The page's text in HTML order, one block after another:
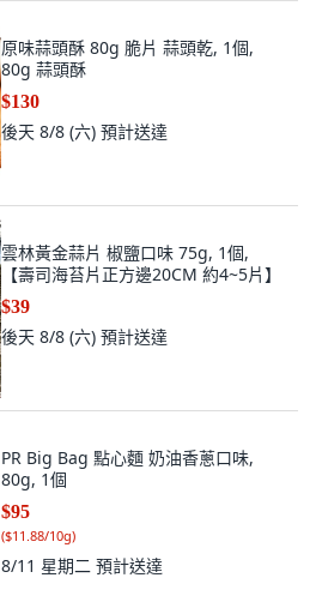
原味蒜頭酥 80g 脆片 蒜頭乾, 1個,
80g 蒜頭酥
$130
後天 8/8 (六) 預計送達
雲林黃金蒜片 椒鹽口味 75g, 1個,
【壽司海苔片正方邊20CM 約4~5片】
$39
後天 8/8 (六) 預計送達
PR Big Bag 點心麵 奶油香蔥口味,
80g, 1個
$95
($11.88/10g)
8/11 星期二 預計送達